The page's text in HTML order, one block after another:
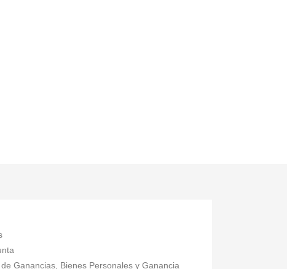
Ganancias, Bienes Personales y Ganancia